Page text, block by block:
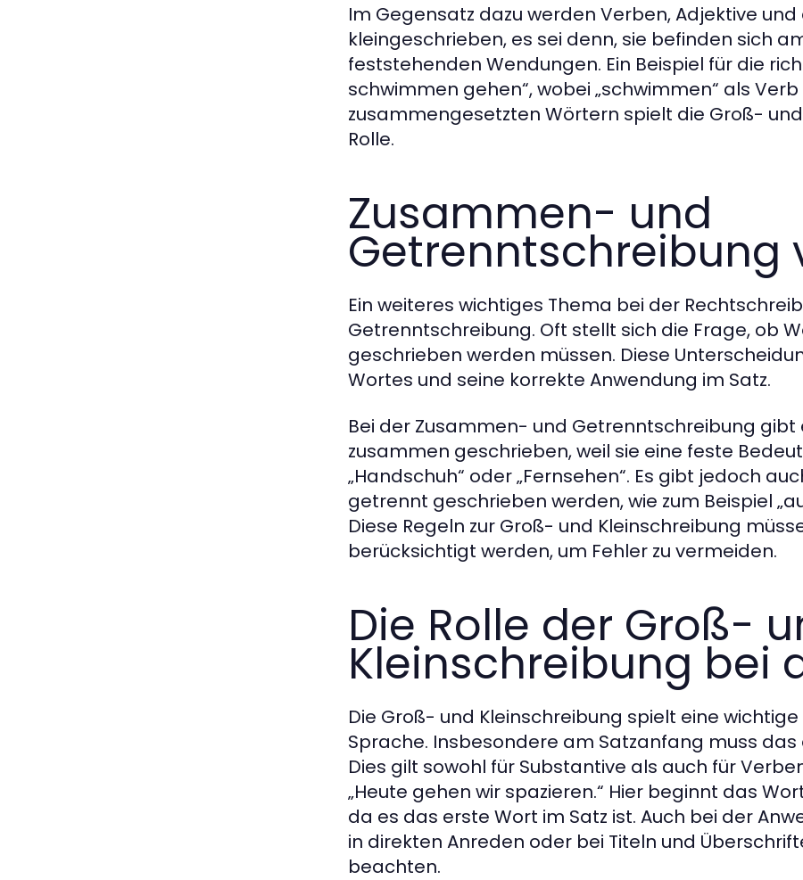
Im Gegensatz dazu werden Verben, Adjektive
kleingeschrieben, es sei denn, sie befinden sich
feststehenden Wendungen. Ein Beispiel für die
schwimmen gehen“, wobei „schwimmen“ als
zusammengesetzten Wörtern spielt die Groß-
Rolle.
Zusammen- und
Getrenntschreibung
Ein weiteres wichtiges Thema bei der
Getrenntschreibung. Oft stellt sich die Frage, ob
geschrieben werden müssen. Diese
Wortes und seine korrekte Anwendung im Satz.
Bei der Zusammen- und Getrenntschreibung gibt
zusammen geschrieben, weil sie eine feste
„Handschuh“ oder „Fernsehen“. Es gibt jedoch
getrennt geschrieben werden, wie zum Beispiel
Diese Regeln zur Groß- und Kleinschreibung
berücksichtigt werden, um Fehler zu vermeiden.
Die Rolle der Groß-
Kleinschreibung bei
Die Groß- und Kleinschreibung spielt eine
Sprache. Insbesondere am Satzanfang muss
Dies gilt sowohl für Substantive als auch für
„Heute gehen wir spazieren.“ Hier beginnt das
da es das erste Wort im Satz ist. Auch bei der
in direkten Anreden oder bei Titeln und
beachten.